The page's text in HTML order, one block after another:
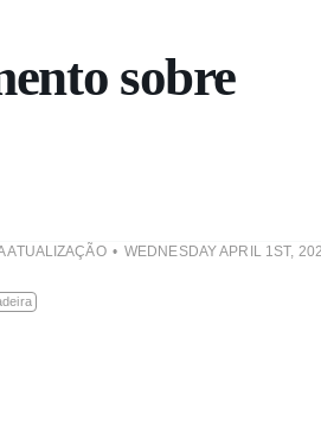
sobre
ATUALIZAÇÃO WEDNESDAY APRIL 1ST,